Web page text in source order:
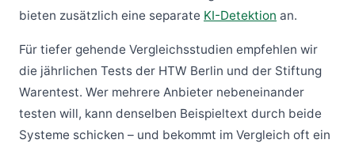
bieten zusätzlich eine separate KI-Detektion an.
Für tiefer gehende Vergleichsstudien empfehlen wir
die jährlichen Tests der HTW Berlin und der Stiftung
Warentest. Wer mehrere Anbieter nebeneinander
testen will, kann denselben Beispieltext durch beide
Systeme schicken – und bekommt im Vergleich oft ein